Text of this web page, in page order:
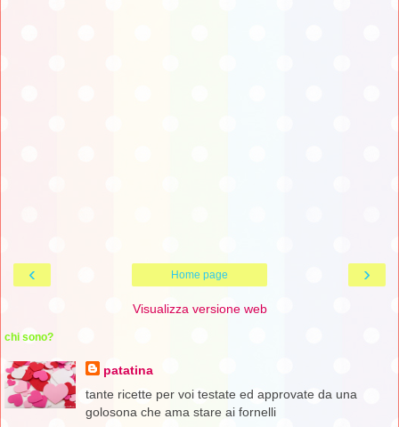
‹ ›
Home page
Visualizza versione web
chi sono?
patatina
tante ricette per voi testate ed approvate da una
golosona che ama stare ai fornelli